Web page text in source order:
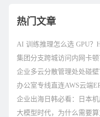
热门文章
AI 训练推理怎么选 GPU？
集团分支跨城访问内网卡
企业多云分散管理处处碰
企业出海日韩必看：日本
大模型时代，为什么需要算